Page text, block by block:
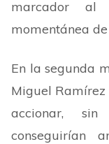
marcador al
momentánea
En la segunda
Miguel Ramírez
accionar,
conseguirían